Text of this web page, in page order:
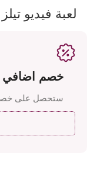
لعبة فيديو
خصم اضافي
ستحصل على خصم اضافي